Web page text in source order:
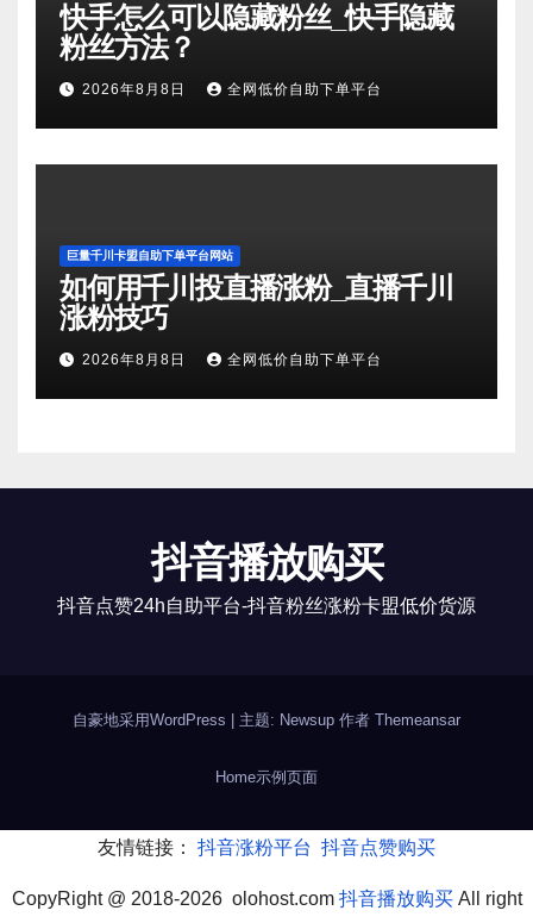
快手怎么可以隐藏粉丝_快手隐藏
粉丝方法？
2026年8月8日 全网低价自助下单平台
巨量千川卡盟自助下单平台网站
如何用千川投直播涨粉_直播千川
涨粉技巧
2026年8月8日 全网低价自助下单平台
抖音播放购买
抖音点赞24h自助平台-抖音粉丝涨粉卡盟低价货源
自豪地采用WordPress | 主题: Newsup 作者 Themeansar
Home示例页面
友情链接： 抖音涨粉平台 抖音点赞购买
CopyRight @ 2018-2026 olohost.com 抖音播放购买All right